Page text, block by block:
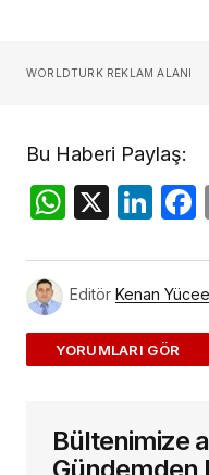
WORLDTURK REKLAM ALANI
Bu Haberi Paylaş:
X
Editör Kenan Yüceel
ADD A COMMENT
E-posta adresiniz
alanlar*ile
Bültenimize